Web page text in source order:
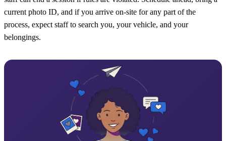
current photo ID, and if you arrive on-site for any part of the
process, expect staff to search you, your vehicle, and your
belongings.